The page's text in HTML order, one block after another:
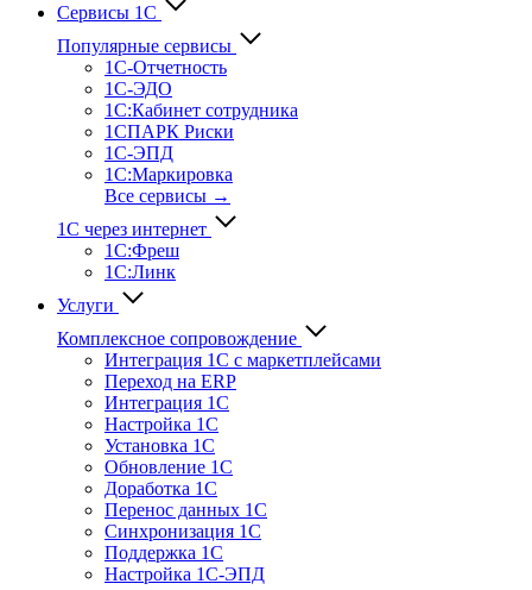
Сервисы 1С
Популярные сервисы
1С-Отчет­ность
1С-ЭДО
1С:Кабинет сотрудника
1СПАРК Риски
1С-ЭПД
1С:Маркировка
Все сервисы →
1С через интернет
1С:Фреш
1С:Линк
Услуги
Комплексное сопровождение
Интеграция 1С с маркетплейсами
Переход на ERP
Интеграция 1С
Настройка 1С
Установка 1С
Обновление 1С
Доработка 1С
Перенос данных 1С
Синхронизация 1С
Поддержка 1С
Настройка 1С-ЭПД